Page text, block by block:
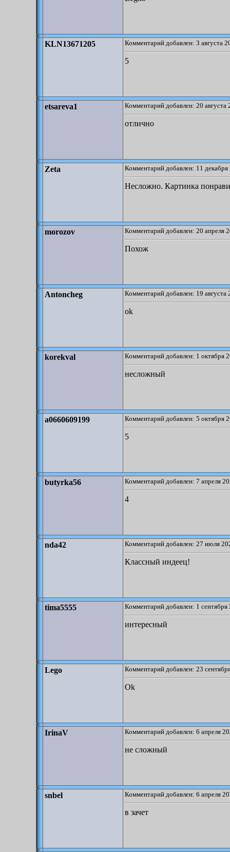
KLN13671205 Комментарий добавлен: 3 августа
5
etsareva1 Комментарий добавлен: 20 августа
отлично
Zeta Комментарий добавлен: 11
Несложно. Картинка
morozov Комментарий добавлен: 20 апреля
Похож
Antoncheg Комментарий добавлен: 19 августа
ok
korekval Комментарий добавлен: 1 октября
несложный
a0660609199 Комментарий добавлен: 5 октября
5
butyrka56 Комментарий добавлен: 7 апреля
4
nda42 Комментарий добавлен: 27 июля
Классный индеец!
tima5555 Комментарий добавлен: 1
интересный
Lego Комментарий добавлен: 23
Ok
IrinaV Комментарий добавлен: 6 апреля
не сложный
snbel Комментарий добавлен: 6 апреля
в зачет